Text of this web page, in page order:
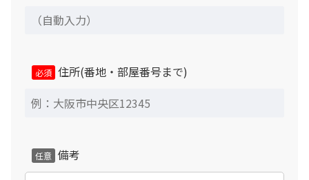
当社による下見を希望されず、納品当日に予定場所が設置
不可である事が判明した場合、引取引取運賃や出張費等の
納品日より3日前以降にキャンセルご希望の場合、総額の
10%と転用できない部材代金相当額のキャンセル料金が
必須 住所(番地・部屋番号まで)
任意 備考